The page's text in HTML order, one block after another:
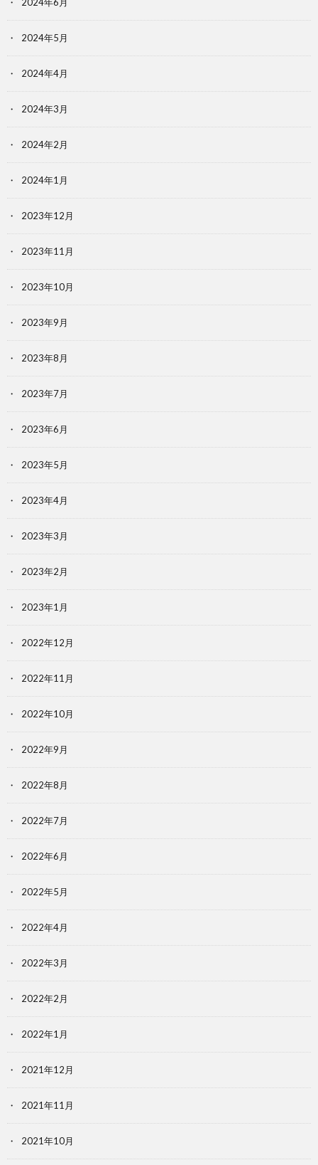
2024年5月
2024年4月
2024年3月
2024年2月
2024年1月
2023年12月
2023年11月
2023年10月
2023年9月
2023年8月
2023年7月
2023年6月
2023年5月
2023年4月
2023年3月
2023年2月
2023年1月
2022年12月
2022年11月
2022年10月
2022年9月
2022年8月
2022年7月
2022年6月
2022年5月
2022年4月
2022年3月
2022年2月
2022年1月
2021年12月
2021年11月
2021年10月